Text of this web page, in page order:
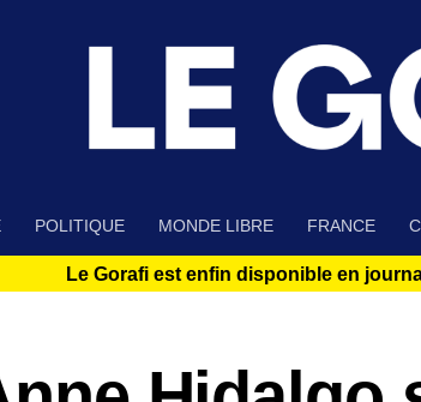
POLITIQUE MONDE LIBRE FRANCE
Le Gorafi est enfin disponible en